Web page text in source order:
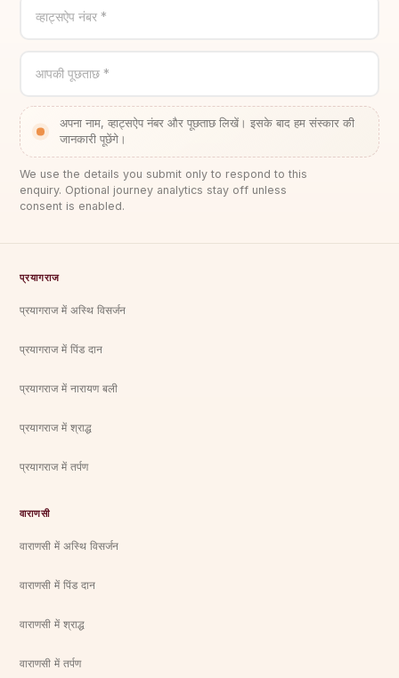
व्हाट्सऐप नंबर *
आपकी पूछताछ *
अपना नाम, व्हाट्सऐप नंबर और पूछताछ लिखें। इसके बाद हम संस्कार की
जानकारी पूछेंगे।
We use the details you submit only to respond to this
enquiry. Optional journey analytics stay off unless
consent is enabled.
प्रयागराज
प्रयागराज में अस्थि विसर्जन
प्रयागराज में पिंड दान
प्रयागराज में नारायण बली
प्रयागराज में श्राद्ध
प्रयागराज में तर्पण
वाराणसी
वाराणसी में अस्थि विसर्जन
वाराणसी में पिंड दान
वाराणसी में श्राद्ध
वाराणसी में तर्पण